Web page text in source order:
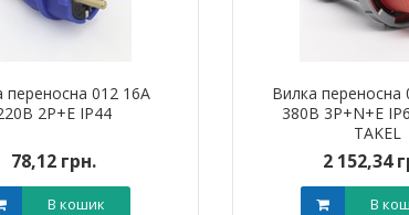
переносна 012 16А
2Р+Е IP44
78,12 грн.
В кошик
Вилка переносна
380В 3Р+N+Е
TAKEL
2 152,34
В